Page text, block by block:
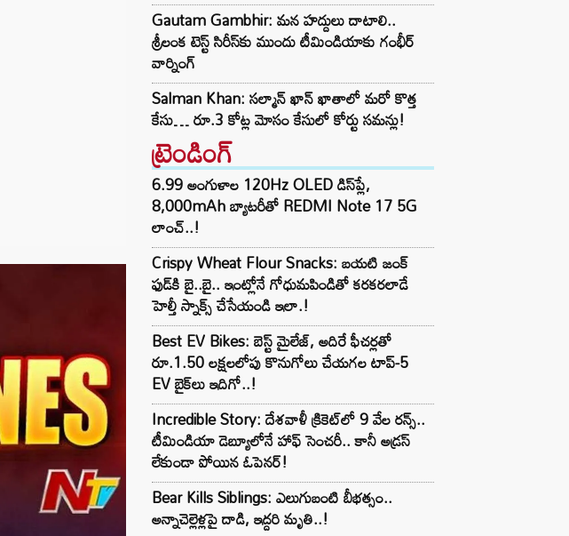
Gautam Gambhir: మన హద్దులు దాటాలి..
శ్రీలంక టెస్ట్ సిరీస్‌కు ముందు టీమిండియాకు గంభీర్
వార్నింగ్
Salman Khan: సల్మాన్ ఖాన్ ఖాతాలో మరో కొత్త
కేసు… రూ.3 కోట్ల మోసం కేసులో కోర్టు సమన్లు!
ట్రెండింగ్‌
6.99 అంగుళాల 120Hz OLED డిస్‌ప్లే,
8,000mAh బ్యాటరీతో REDMI Note 17 5G
లాంచ్..!
Crispy Wheat Flour Snacks: బయటి జంక్
ఫుడ్‌కి బై..బై.. ఇంట్లోనే గోధుమపిండితో కరకరలాడే
హెల్తీ స్నాక్స్ చేసేయండి ఇలా.!
Best EV Bikes: బెస్ట్ మైలేజ్, అదిరే ఫీచర్లతో
రూ.1.50 లక్షలలోపు కొనుగోలు చేయగల టాప్-5
EV బైక్‌లు ఇదిగో..!
Incredible Story: దేశవాళీ క్రికెట్‌లో 9 వేల రన్స్..
టీమిండియా డెబ్యూలోనే హాఫ్ సెంచరీ.. కానీ అడ్రస్
లేకుండా పోయిన ఓపెనర్!
Bear Kills Siblings: ఎలుగుబంటి బీభత్సం..
అన్నాచెల్లెళ్లపై దాడి, ఇద్దరి మృతి..!